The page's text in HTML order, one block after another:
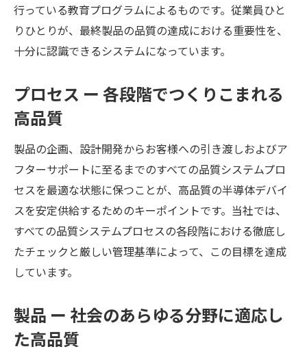
行っている教育プログラムによるものです。従業員ひと
りひとりが、最終製品の品質の達成における重要性を、
十分に認識できるシステムになっています。
プロセス ー 各段階でつくりこまれる
高品質
製品の企画、設計開発からお客様への引き渡しおよびア
フターサポートに至るまでのすべての品質システムプロ
セスを最適な状態に保つことが、高品質の半導体デバイ
スを安定供給するためのキーポイントです。当社では、
すべての品質システムプロセスの各段階における徹底し
たチェックと厳しい管理基準によって、この目標を達成
しています。
製品 ー 社会のあらゆる分野に適応し
た高品質